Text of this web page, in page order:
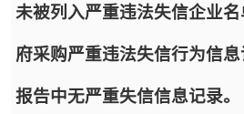
未被列入严重违法失信企业
府采购严重违法失信行为信
报告中无严重失信信息记录。